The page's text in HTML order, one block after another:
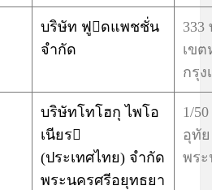
บริษัท ฟูดแพชชั่น
จำกัด
333
เข
กรุ
บริษัทโทโฮกุ ไพโอ
เนียร
(ประเทศไทย) จำกัด
พระนครศรีอยุทธยา
1/
อุทัย
พร